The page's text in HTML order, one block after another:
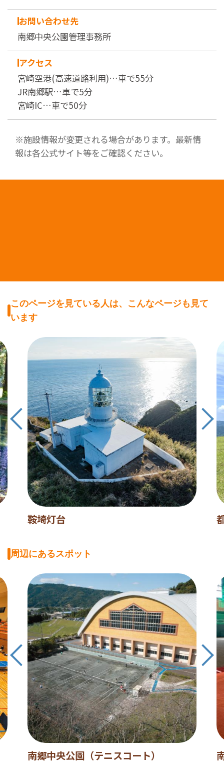
お問い合わせ先
南郷中央公園管理事務所
アクセス
宮崎空港(高速道路利用)…車で55分
JR南郷駅…車で5分
宮崎IC…車で50分
※施設情報が変更される場合があります。最新情
報は各公式サイト等をご確認ください。
このページを見ている人は、こんなページも見て
います
鞍埼灯台
周辺にあるスポット
南郷中央公園（テニスコート）